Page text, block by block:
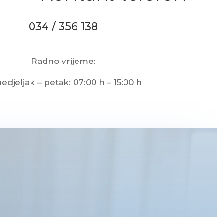
034 / 356 138
Radno vrijeme:
– petak: 07:00 h – 15:00 h